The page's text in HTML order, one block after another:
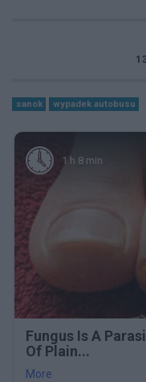
sanok wypadek autobusu
1 h 8 min
Fungus Is A
Of Plain...
More